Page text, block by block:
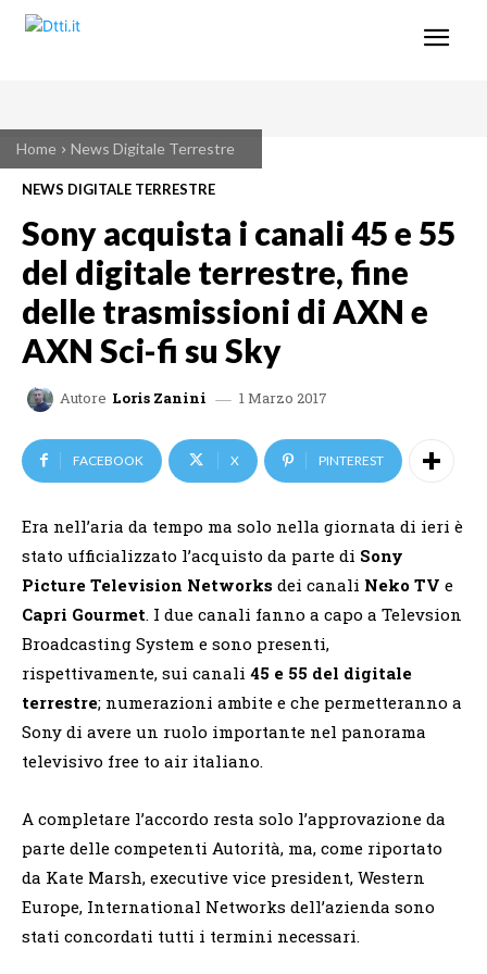
Home News Digitale Terrestre
NEWS DIGITALE TERRESTRE
Sony acquista i canali 45 e 55
del digitale terrestre, fine
delle trasmissioni di AXN e
AXN Sci-fi su Sky
Autore Loris Zanini 1 Marzo 2017
FACEBOOK X PINTEREST
Era nell’aria da tempo ma solo nella giornata di ieri è
stato ufficializzato l’acquisto da parte di Sony
Picture Television Networks dei canali Neko TV e
Capri Gourmet. I due canali fanno a capo a Televsion
Broadcasting System e sono presenti,
rispettivamente, sui canali 45 e 55 del digitale
terrestre; numerazioni ambite e che permetteranno a
Sony di avere un ruolo importante nel panorama
televisivo free to air italiano.
A completare l’accordo resta solo l’approvazione da
parte delle competenti Autorità, ma, come riportato
da Kate Marsh, executive vice president, Western
Europe, International Networks dell’azienda sono
stati concordati tutti i termini necessari.